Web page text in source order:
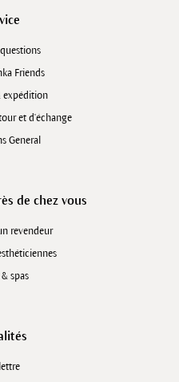
Friends
expédition
et d'échange
General
de chez vous
revendeur
spas